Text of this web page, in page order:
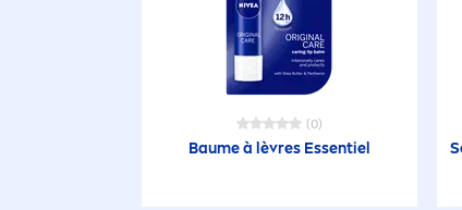
(0)
Baume à lèvres Essentiel